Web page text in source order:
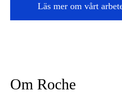
Läs mer om vårt
Om Roche